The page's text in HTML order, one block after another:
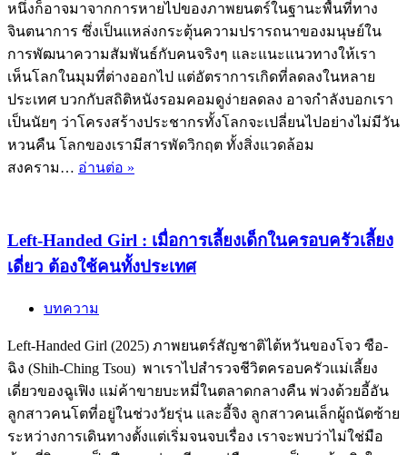
หนึ่งก็อาจมาจากการหายไปของภาพยนตร์ในฐานะพื้นที่ทาง
จินตนาการ ซึ่งเป็นแหล่งกระตุ้นความปรารถนาของมนุษย์ใน
การพัฒนาความสัมพันธ์กับคนจริงๆ และแนะแนวทางให้เรา
เห็นโลกในมุมที่ต่างออกไป แต่อัตราการเกิดที่ลดลงในหลาย
ประเทศ บวกกับสถิติหนังรอมคอมดูง่ายลดลง อาจกำลังบอกเรา
เป็นนัยๆ ว่าโครงสร้างประชากรทั้งโลกจะเปลี่ยนไปอย่างไม่มีวัน
หวนคืน โลกของเรามีสารพัดวิกฤต ทั้งสิ่งแวดล้อม
สงคราม… อ่านต่อ »
ลดลง
ใน
คอม
แร้นแค้น
เมื่อ
ภาพ
ของ
Left-Handed Girl : เมื่อการเลี้ยงเด็กในครอบครัวเลี้ยง
เดี่ยว ต้องใช้คนทั้งประเทศ
บทความ
Left-Handed Girl (2025) ภาพยนตร์สัญชาติไต้หวันของโจว ซือ-
ฉิง (Shih-Ching Tsou) พาเราไปสำรวจชีวิตครอบครัวแม่เลี้ยง
เดี่ยวของฉูเฟิง แม่ค้าขายบะหมี่ในตลาดกลางคืน พ่วงด้วยอี้อัน
ลูกสาวคนโตที่อยู่ในช่วงวัยรุ่น และอี้จิง ลูกสาวคนเล็กผู้ถนัดซ้าย
ระหว่างการเดินทางตั้งแต่เริ่มจนจบเรื่อง เราจะพบว่าไม่ใช่มือ